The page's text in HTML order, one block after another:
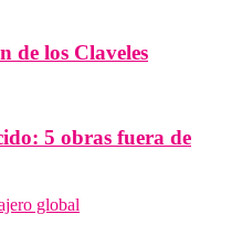
de los Claveles
5 obras fuera de